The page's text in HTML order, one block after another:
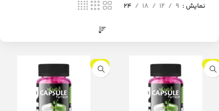
نمایش 9
12
18
24
-6%
-5%